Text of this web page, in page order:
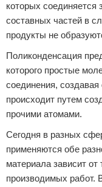
которых соединяется
составных частей в
продукты не
Поликонденсация
которого простые
соединения,
происходит путем
прочими атомами.
Сегодня в разных
применяются обе
материала зависит от
производимых работ.